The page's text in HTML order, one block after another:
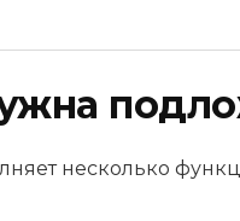
несколько